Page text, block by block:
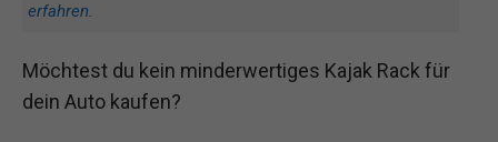
erfahren.
Möchtest du kein minderwertiges Kajak Rack für
dein Auto kaufen?